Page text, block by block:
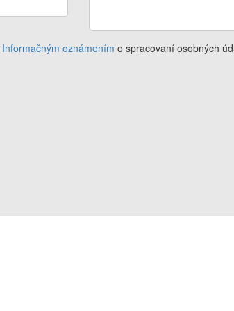
Informačným oznámením o spracovaní osobných